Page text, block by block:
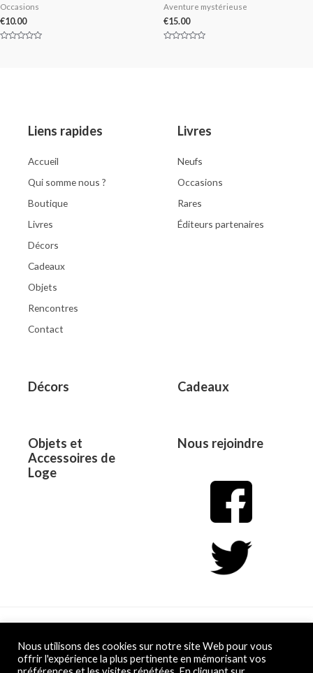
Occasions
€10.00
Aventure mystérieuse
€15.00
Liens rapides
Accueil
Qui somme nous ?
Boutique
Livres
Décors
Cadeaux
Objets
Rencontres
Contact
Livres
Neufs
Occasions
Rares
Éditeurs partenaires
Décors Cadeaux
Objets et
Accessoires de
Loge
Nous rejoindre
Copyright © 2026 L&D
Nous utilisons des cookies sur notre site Web pour vous
offrir l'expérience la plus pertinente en mémorisant vos